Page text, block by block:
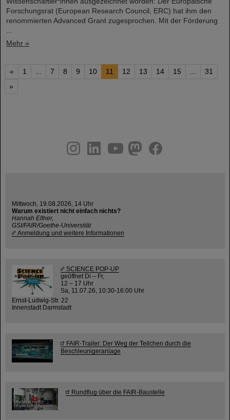
Forschungsrat (European Research Council, ERC) hat ihm den
renommierten Advanced Grant zugesprochen. Mit der Förderung
Mehr »
« 1 7 8 9 10 11 12 13 14 15
31
»
youtube
helmholtz.social
facebook
Mittwoch, 19.08.2026, 14 Uhr
Warum existiert nicht einfach nichts?
Hannah Elfner,
GSI/FAIR/Goethe-Universität
Anmeldung und weitere Informationen
SCIENCE POP-UP
geöffnet Di – Fr,
12 – 17 Uhr
Sa, 11.07.26, 10:30-16:00 Uhr
Ernst-Ludwig-Str. 22
Innenstadt Darmstadt
FAIR-Trailer: Der Weg der Teilchen durch die
Beschleunigeranlage
Rundflug über die FAIR-Baustelle